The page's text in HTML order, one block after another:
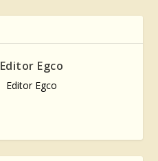
Editor Egco
Editor Egco